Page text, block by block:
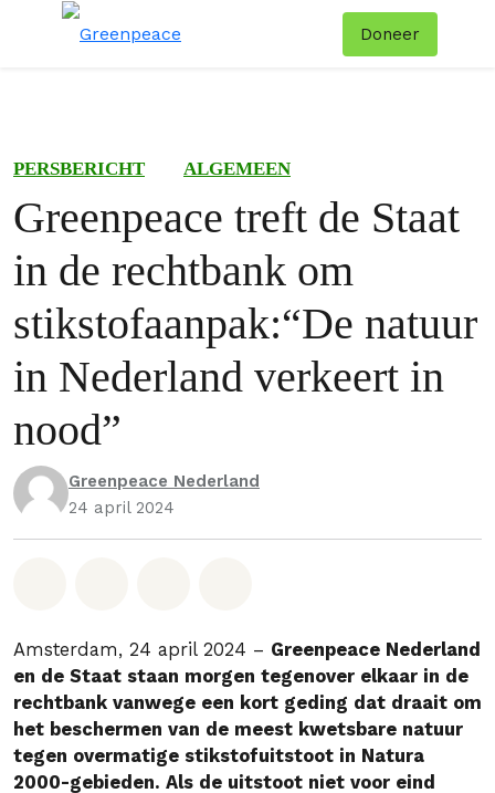
Doneer
PERSBERICHT ALGEMEEN
Greenpeace treft de Staat
in de rechtbank om
stikstofaanpak:“De natuur
in Nederland verkeert in
nood”
Greenpeace Nederland
24 april 2024
Amsterdam, 24 april 2024 – Greenpeace Nederland
en de Staat staan morgen tegenover elkaar in de
rechtbank vanwege een kort geding dat draait om
het beschermen van de meest kwetsbare natuur
tegen overmatige stikstofuitstoot in Natura
2000-gebieden. Als de uitstoot niet voor eind